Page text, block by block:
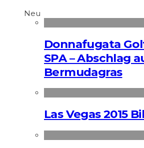
Neu
Donnafugata
SPA – Abschlag
Bermudagras
Las Vegas 2015